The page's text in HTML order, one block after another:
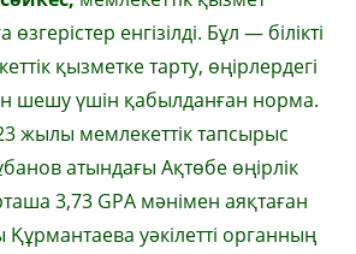
енгізілді. Бұл — білікті
қызметке тарту, өңірлердегі
шешу үшін қабылданған норма.
жылы мемлекеттік тапсырыс
атындағы Ақтөбе өңірлік
3,73 GPA мәнімен аяқтаған
уәкілетті органның